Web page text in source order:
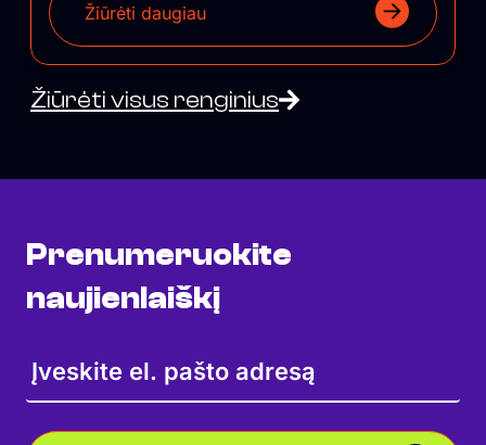
Žiūrėti daugiau
Žiūrėti visus renginius
Prenumeruokite
naujienlaiškį